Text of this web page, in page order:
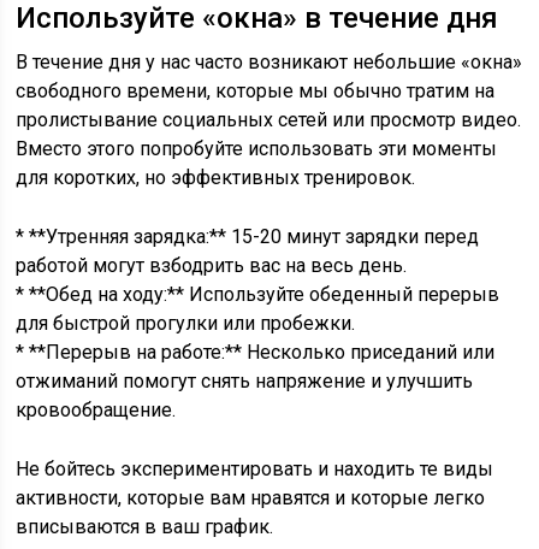
Используйте «окна» в течение дня
В течение дня у нас часто возникают небольшие «окна»
свободного времени, которые мы обычно тратим на
пролистывание социальных сетей или просмотр видео.
Вместо этого попробуйте использовать эти моменты
для коротких, но эффективных тренировок.
* **Утренняя зарядка:** 15-20 минут зарядки перед
работой могут взбодрить вас на весь день.
* **Обед на ходу:** Используйте обеденный перерыв
для быстрой прогулки или пробежки.
* **Перерыв на работе:** Несколько приседаний или
отжиманий помогут снять напряжение и улучшить
кровообращение.
Не бойтесь экспериментировать и находить те виды
активности, которые вам нравятся и которые легко
вписываются в ваш график.